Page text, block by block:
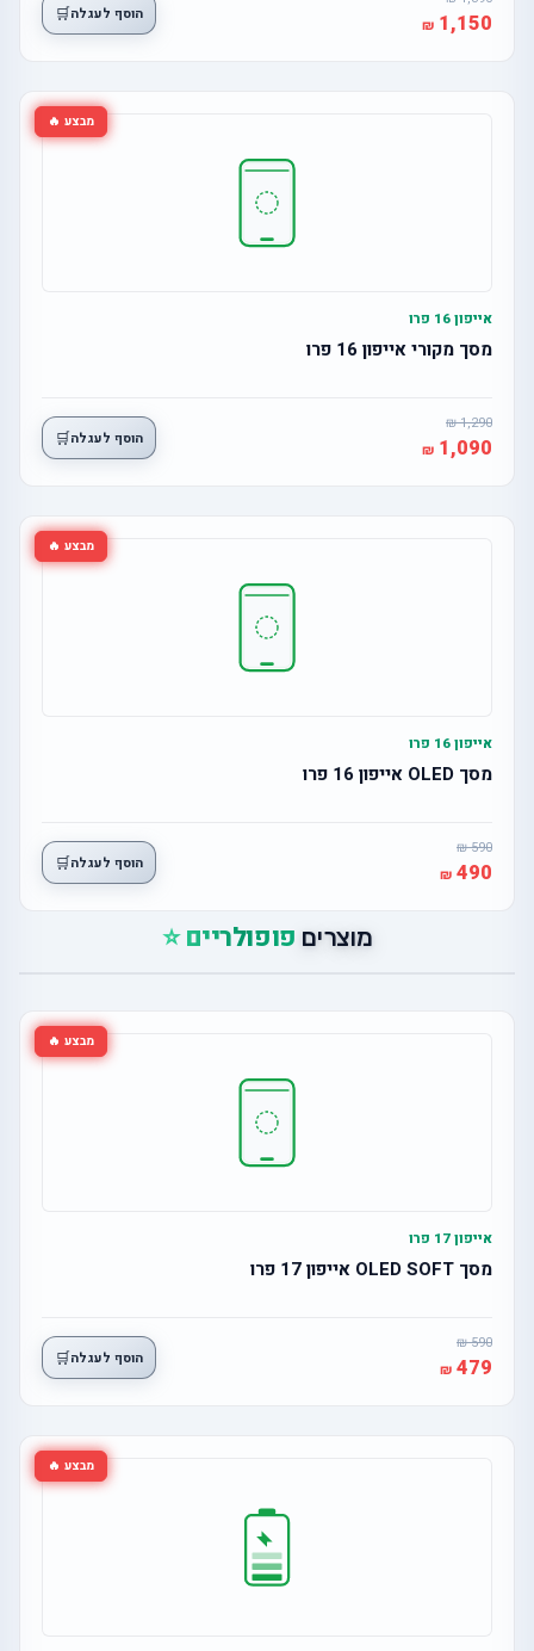
1,150 הוסף לעגלה🛒
מבצע 🔥
אייפון 16 פרו
מסך מקורי אייפון 16 פרו
1,290
1,090 הוסף לעגלה🛒
מבצע 🔥
אייפון 16 פרו
מסך OLED אייפון 16 פרו
590
490 הוסף לעגלה🛒
מוצרים פופולריים ⭐
מבצע 🔥
אייפון 17 פרו
מסך OLED SOFT אייפון 17 פרו
590
479 הוסף לעגלה🛒
מבצע 🔥